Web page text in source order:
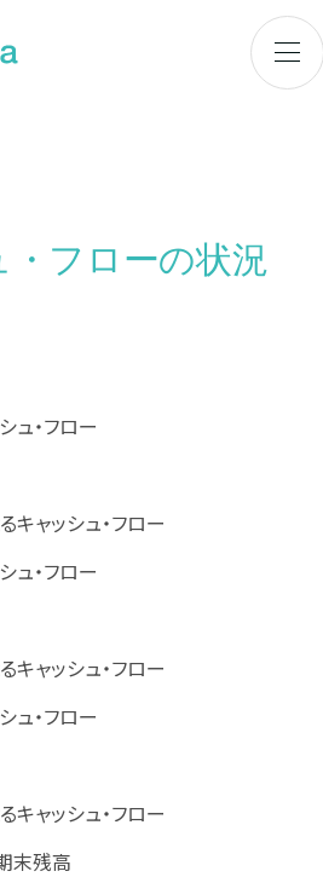
・フローの状況
ュ・フロー
ュ・フロー
ュ・フロー
末残高